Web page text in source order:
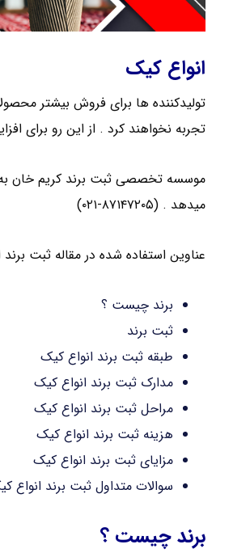
انواع کیک
تولیدکننده ها برای فروش بیشتر
تجربه نخواهند کرد . از این رو برای
موسسه تخصصی ثبت برند کریم خان به
میدهد . (۸۷۱۴۷۲۰۵-۰۲۱)
عناوین استفاده شده در مقاله ثبت
برند چیست ؟
ثبت برند
طبقه ثبت برند انواع کیک
مدارک ثبت برند انواع کیک
مراحل ثبت برند انواع کیک
هزینه ثبت برند انواع کیک
مزایای ثبت برند انواع کیک
سوالات متداول ثبت برند انواع
برند چیست ؟